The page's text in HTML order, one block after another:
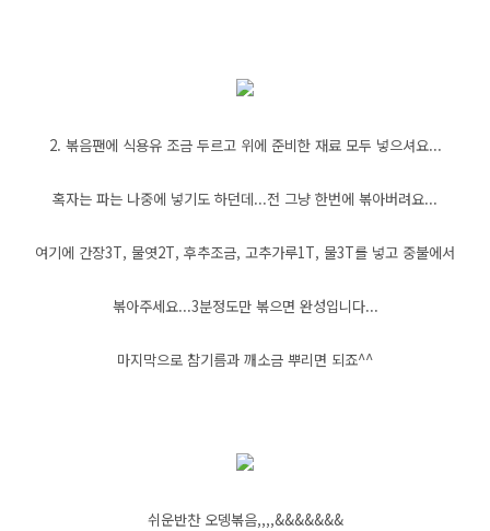
2. 볶음팬에 식용유 조금 두르고 위에 준비한 재료 모두 넣으셔요...
혹자는 파는 나중에 넣기도 하던데...전 그냥 한번에 볶아버려요...
여기에 간장3T, 물엿2T, 후추조금, 고추가루1T, 물3T를 넣고 중불에서
볶아주세요...3분정도만 볶으면 완성입니다...
마지막으로 참기름과 깨소금 뿌리면 되죠^^
쉬운반찬 오뎅볶음,,,,&&&&&&&